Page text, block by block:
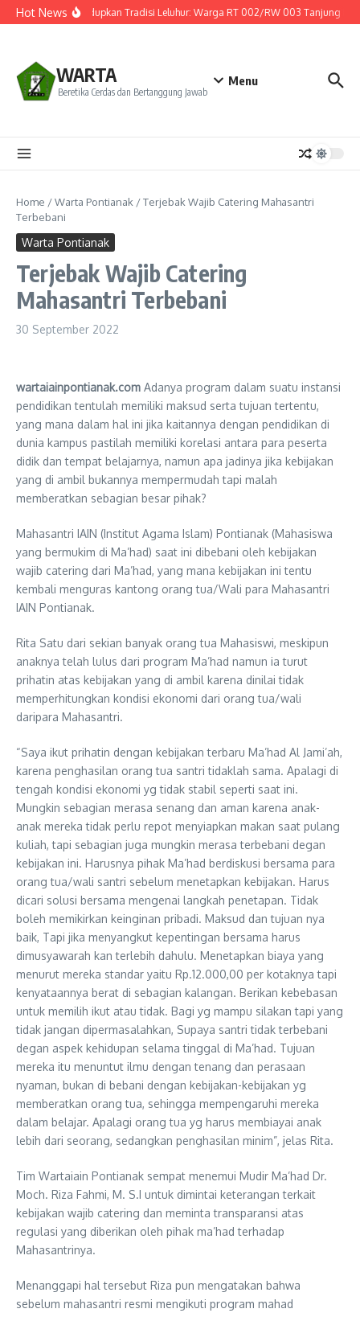
Lewati ke konten
Hot NewsMenghidupkan Tradisi Leluhur: Warga RT 002/RW 003 Tanjung
WARTA
Beretika Cerdas dan Bertanggung Jawab
Menu
Home /Warta Pontianak /Terjebak Wajib Catering Mahasantri
Terbebani
Warta Pontianak
Terjebak Wajib Catering
Mahasantri Terbebani
30 September 2022
wartaiainpontianak.com Adanya program dalam suatu instansi
pendidikan tentulah memiliki maksud serta tujuan tertentu,
yang mana dalam hal ini jika kaitannya dengan pendidikan di
dunia kampus pastilah memiliki korelasi antara para peserta
didik dan tempat belajarnya, namun apa jadinya jika kebijakan
yang di ambil bukannya mempermudah tapi malah
memberatkan sebagian besar pihak?
Mahasantri IAIN (Institut Agama Islam) Pontianak (Mahasiswa
yang bermukim di Ma’had) saat ini dibebani oleh kebijakan
wajib catering dari Ma’had, yang mana kebijakan ini tentu
kembali menguras kantong orang tua/Wali para Mahasantri
IAIN Pontianak.
Rita Satu dari sekian banyak orang tua Mahasiswi, meskipun
anaknya telah lulus dari program Ma’had namun ia turut
prihatin atas kebijakan yang di ambil karena dinilai tidak
memperhitungkan kondisi ekonomi dari orang tua/wali
daripara Mahasantri.
“Saya ikut prihatin dengan kebijakan terbaru Ma’had Al Jami’ah,
karena penghasilan orang tua santri tidaklah sama. Apalagi di
tengah kondisi ekonomi yg tidak stabil seperti saat ini.
Mungkin sebagian merasa senang dan aman karena anak-
anak mereka tidak perlu repot menyiapkan makan saat pulang
kuliah, tapi sebagian juga mungkin merasa terbebani degan
kebijakan ini. Harusnya pihak Ma’had berdiskusi bersama para
orang tua/wali santri sebelum menetapkan kebijakan. Harus
dicari solusi bersama mengenai langkah penetapan. Tidak
boleh memikirkan keinginan pribadi. Maksud dan tujuan nya
baik, Tapi jika menyangkut kepentingan bersama harus
dimusyawarah kan terlebih dahulu. Menetapkan biaya yang
menurut mereka standar yaitu Rp.12.000,00 per kotaknya tapi
kenyataannya berat di sebagian kalangan. Berikan kebebasan
untuk memilih ikut atau tidak. Bagi yg mampu silakan tapi yang
tidak jangan dipermasalahkan, Supaya santri tidak terbebani
degan aspek kehidupan selama tinggal di Ma’had. Tujuan
mereka itu menuntut ilmu dengan tenang dan perasaan
nyaman, bukan di bebani dengan kebijakan-kebijakan yg
memberatkan orang tua, sehingga mempengaruhi mereka
dalam belajar. Apalagi orang tua yg harus membiayai anak
lebih dari seorang, sedangkan penghasilan minim”, jelas Rita.
Tim Wartaiain Pontianak sempat menemui Mudir Ma’had Dr.
Moch. Riza Fahmi, M. S.I untuk dimintai keterangan terkait
kebijakan wajib catering dan meminta transparansi atas
regulasi yang diberikan oleh pihak ma’had terhadap
Mahasantrinya.
Menanggapi hal tersebut Riza pun mengatakan bahwa
sebelum mahasantri resmi mengikuti program mahad